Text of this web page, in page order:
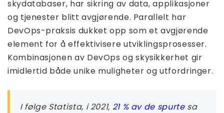
skydatabaser, har sikring av data, applikasjoner
og tjenester blitt avgjørende. Parallelt har
DevOps-praksis dukket opp som et avgjørende
element for å effektivisere utviklingsprosesser.
Kombinasjonen av DevOps og skysikkerhet gir
imidlertid både unike muligheter og utfordringer.
I følge Statista, i 2021, 21 % av de spurtesa